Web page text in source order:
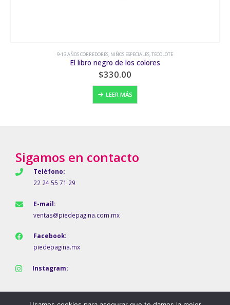
9-13 AÑOS CORREDORES NIÑOS ESPECIALES TECOLOTE
El libro negro de los colores
$330.00
LEER MÁS
Sigamos en contacto
Teléfono:
22 24 55 71 29
E-mail:
ventas@piedepagina.com.mx
Facebook:
piedepagina.mx
Instagram: